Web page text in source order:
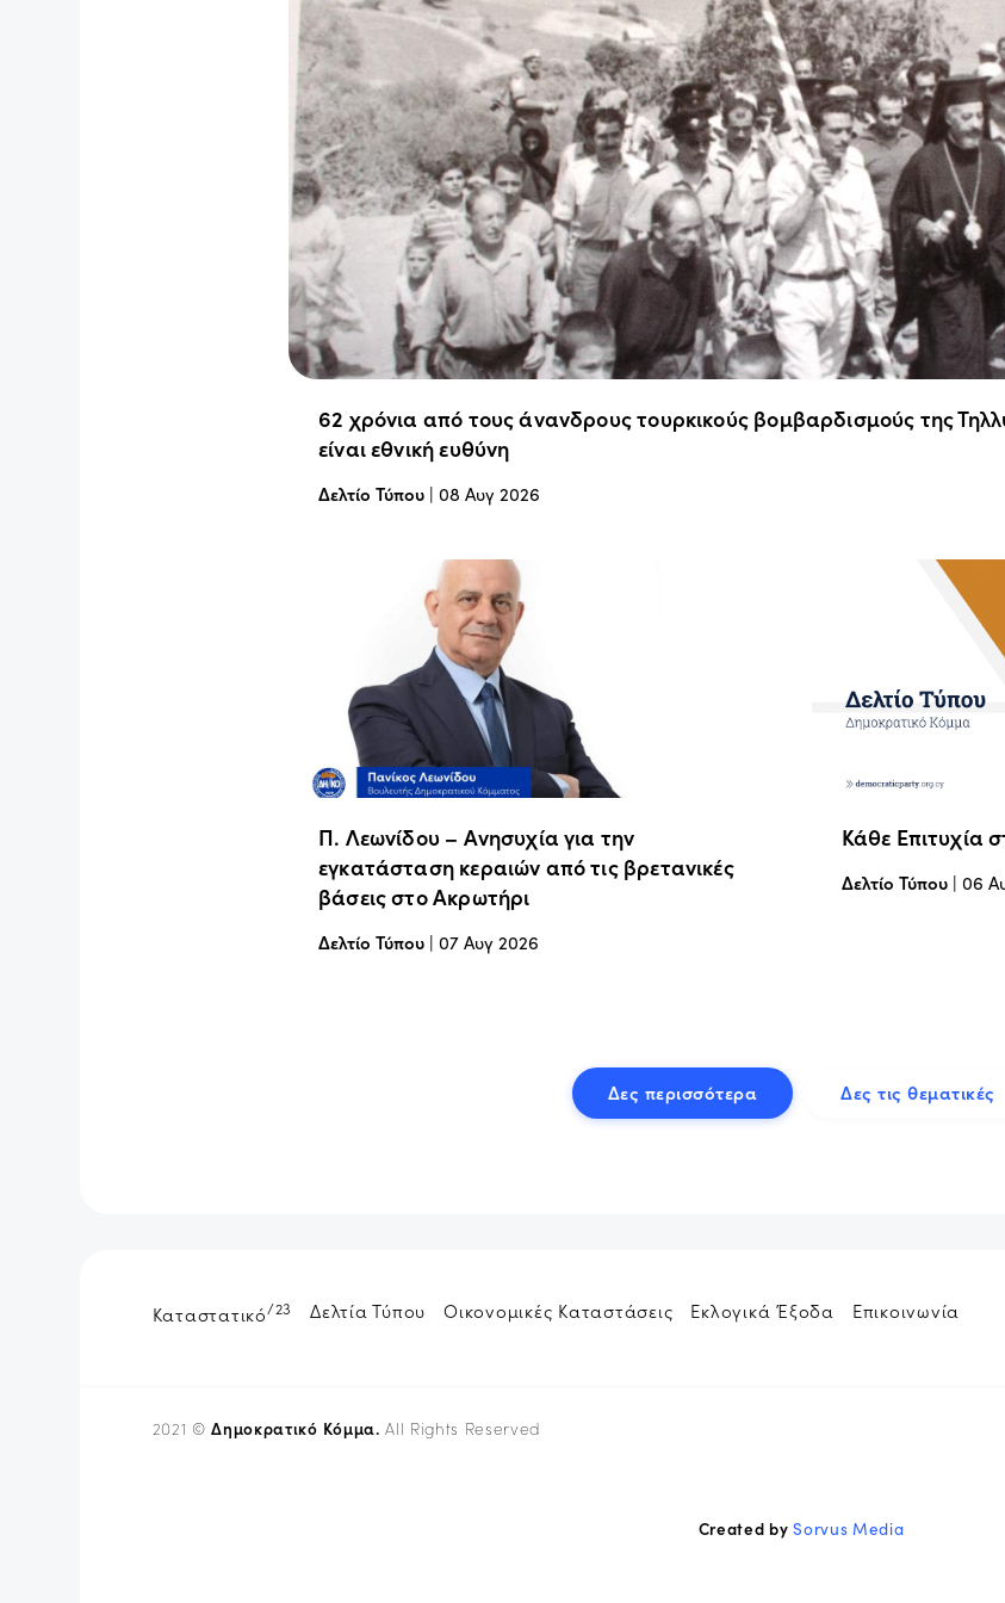
62 χρόνια από τους άνανδρους τουρκικούς βομβαρδισμούς της
είναι εθνική ευθύνη
Δελτίο Τύπου | 08 Αυγ 2026
Π. Λεωνίδου – Ανησυχία για την
εγκατάσταση κεραιών από τις βρετανικές
βάσεις στο Ακρωτήρι
Δελτίο Τύπου | 07 Αυγ 2026
Κάθε Επιτυχία
Δελτίο Τύπου| 06
Δες περισσότερα Δες τις θεματικές
Καταστατικό/23 Δελτία Τύπου Οικονομικές Καταστάσεις Εκλογικά Έξοδα Επικοινωνία
2021 ©Δημοκρατικό Κόμμα. All Rights Reserved
Created bySorvus Media